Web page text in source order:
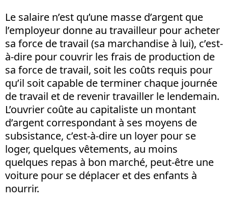
Le salaire n’est qu’une masse d’argent que
l’employeur donne au travailleur pour acheter
sa force de travail (sa marchandise à lui), c’est-
à-dire pour couvrir les frais de production de
sa force de travail, soit les coûts requis pour
qu’il soit capable de terminer chaque journée
de travail et de revenir travailler le lendemain.
L’ouvrier coûte au capitaliste un montant
d’argent correspondant à ses moyens de
subsistance, c’est-à-dire un loyer pour se
loger, quelques vêtements, au moins
quelques repas à bon marché, peut-être une
voiture pour se déplacer et des enfants à
nourrir.